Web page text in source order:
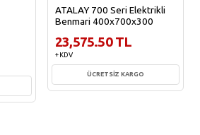
ATALAY 700 Seri Elektrikli
Benmari 400x700x300
23,575.50 TL
+ KDV
ÜCRETSİZ KARGO